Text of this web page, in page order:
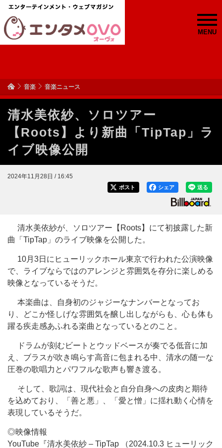
MENU
音楽 音楽ニュース
清水美依紗、ソロツアー
【Roots】より新曲「TipTap」ラ
イブ映像公開
2024年11月28日 / 16:45
送る
シェア
ポスト
清水美依紗が、ソロツアー【Roots】にて初披露した新
曲「TipTap」のライブ映像を公開した。
10月3日にヒューリックホール東京で行われた公演映像
で、ライブならではのアレンジと雰囲気を存分に楽しめる
映像となっているそうだ。
本楽曲は、自身初のジャジーなナンバーとなってお
り、どこか怪しげな雰囲気を醸し出しながらも、心も体も
躍る疾走感あふれる楽曲となっているとのこと。
ドラムが刻むビートとウッドベースが奏でる低音に加
え、ブラスが吹き鳴らす高音に包まれる中、清水の随一な
圧巻の歌唱力とパワフルな歌声も響き渡る。
そして、歌詞は、現代社会と自分自身への皮肉と期待
を込めており、「善と悪」、「愛と憎」に揺れ動く心情を
表現しているそうだ。
◎映像情報
YouTube『清水美依紗 – TipTap （2024.10.3 ヒューリック